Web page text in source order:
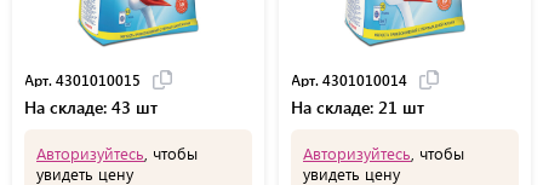
Арт. 4301010015
На складе: 43 шт
Авторизуйтесь , чтобы
увидеть цену
Арт. 4301010014
На складе: 21 шт
Авторизуйтесь , чтобы
увидеть цену